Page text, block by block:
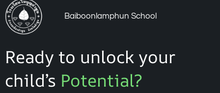
Baiboonlamphun School
Ready to unlock your
child’s Potential?